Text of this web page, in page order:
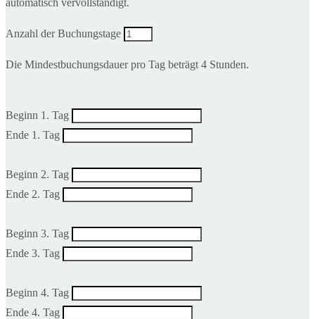
Anzahl der Buchungstage
Die Mindestbuchungsdauer pro Tag beträgt 4 Stunden.
Beginn 1. Tag
Ende 1. Tag
Beginn 2. Tag
Ende 2. Tag
Beginn 3. Tag
Ende 3. Tag
Beginn 4. Tag
Ende 4. Tag